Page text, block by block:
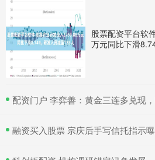
股票配资平台软
万元同比下滑
配资门户 李弈善：黄金三连多兑现
融资买入股票 宗庆后手写信托指示曝光！香港高院判